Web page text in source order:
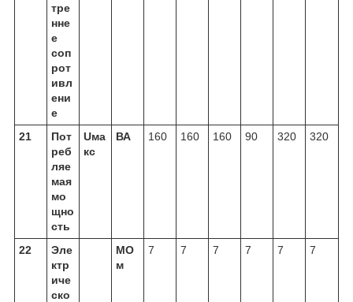
тре
нне
е
соп
рот
ивл
ени
е
21
Пот
реб
ляе
мая
мо
щно
сть
Uма
кс
ВА 160 160 160 90 320 320
22
Эле
ктр
иче
ско
МО
м
7 7 7 7 7 7